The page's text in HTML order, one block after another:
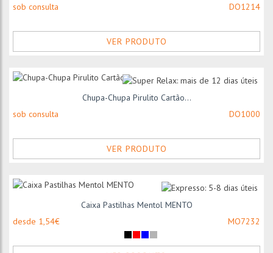
sob consulta
DO1214
VER PRODUTO
Chupa-Chupa Pirulito Cartão...
sob consulta
DO1000
VER PRODUTO
Caixa Pastilhas Mentol MENTO
desde 1,54€
MO7232